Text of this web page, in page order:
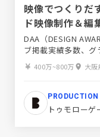
映像でつくりだ
ド映像制作＆編
DAA（DESIGN
ブ掲載実績多数、グ
400万~800万 大阪
PRODUCTION
トゥモロー